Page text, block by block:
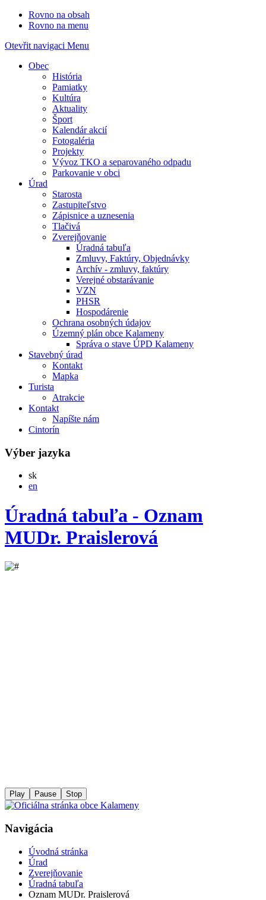
Rovno na obsah
Rovno na menu
Otevřit navigaci Menu
Obec
História
Pamiatky
Kultúra
Aktuality
Šport
Kalendár akcií
Fotogaléria
Projekty
Vývoz TKO a separovaného odpadu
Parkovanie v obci
Úrad
Starosta
Zastupiteľstvo
Zápisnice a uznesenia
Tlačivá
Zverejňovanie
Úradná tabuľa
Zmluvy, Faktúry, Objednávky
Archív - zmluvy, faktúry
Verejné obstarávanie
VZN
PHSR
Hospodárenie
Ochrana osobných údajov
Územný plán obce Kalameny
Správa o stave ÚPD Kalameny
Stavebný úrad
Kontakt
Mapka
Turista
Atrakcie
Kontakt
Napíšte nám
Cintorín
Výber jazyka
skSlovensky
en
Úradná tabuľa - Oznam
MUDr. Praislerová
Play Pause Stop
Navigácia
Úvodná stránka
Úrad
Zverejňovanie
Úradná tabuľa
Oznam MUDr. Praislerová